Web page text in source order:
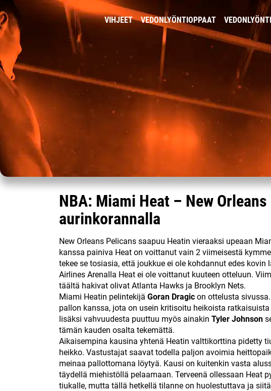
VIHJEET VEDONLYÖNTIOPPAAT
NBA: Miami Heat – New
aurinkorannalla
New Orleans Pelicans saapuu Heatin vieraaksi upeaan
kanssa painiva Heat on voittanut vain 2 viimeisestä
tekee se tosiasia, että joukkue ei ole kohdannut edes
Airlines Arenalla Heat ei ole voittanut kuuteen otteluun.
täältä hakivat olivat Atlanta Hawks ja Brooklyn Nets.
Miami Heatin pelintekijä Goran Dragic on ottelusta
pallon kanssa, jota on usein kritisoitu heikoista
lisäksi vahvuudesta puuttuu myös ainakin Tyler Johnson
tämän kauden osalta tekemättä.
Aikaisempina kausina yhtenä Heatin valttikorttina pidetty
heikko. Vastustajat saavat todella paljon avoimia
meinaa pallottomana löytyä. Kausi on kuitenkin vasta
täydellä miehistöllä pelaamaan. Terveenä ollessaan Heat
tiukalle, mutta tällä hetkellä tilanne on huolestuttava ja